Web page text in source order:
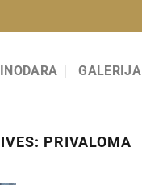
GALERIJA
PRIVALOMA